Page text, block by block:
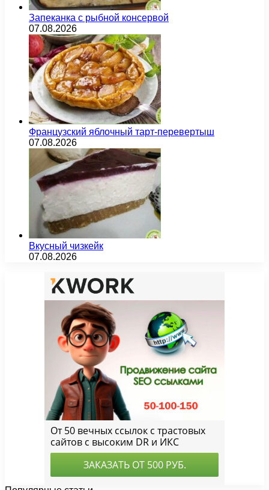
Запеканка с рыбной консервой
07.08.2026
Французский яблочный тарт-перевертыш
07.08.2026
Вкусный чизкейк
07.08.2026